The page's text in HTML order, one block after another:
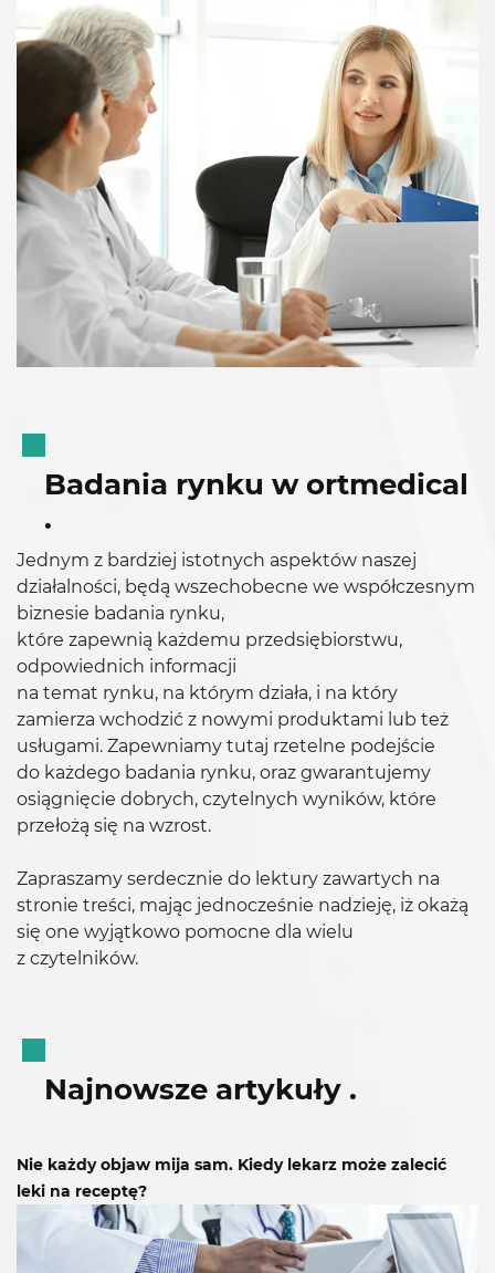
Badania rynku w ortmedical
.
Jednym z bardziej istotnych aspektów naszej
działalności, będą wszechobecne we współczesnym
biznesie badania rynku,
które zapewnią każdemu przedsiębiorstwu,
odpowiednich informacji
na temat rynku, na którym działa, i na który
zamierza wchodzić z nowymi produktami lub też
usługami. Zapewniamy tutaj rzetelne podejście
do każdego badania rynku, oraz gwarantujemy
osiągnięcie dobrych, czytelnych wyników, które
przełożą się na wzrost.
Zapraszamy serdecznie do lektury zawartych na
stronie treści, mając jednocześnie nadzieję, iż okażą
się one wyjątkowo pomocne dla wielu
z czytelników.
Najnowsze artykuły .
Nie każdy objaw mija sam. Kiedy lekarz może zalecić
leki na receptę?